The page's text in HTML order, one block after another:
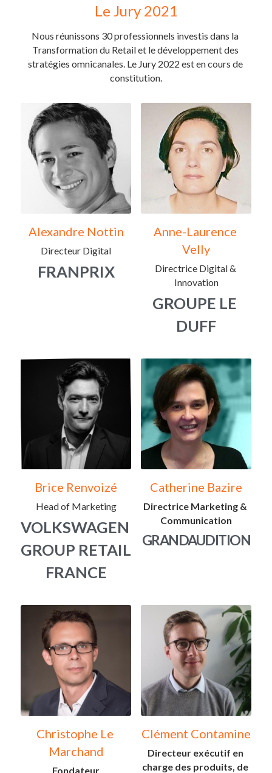
Le Jury 2021
Nous réunissons 30 professionnels investis dans la
Transformation du Retail et le développement des
stratégies omnicanales. Le Jury 2022 est en cours de
constitution.
Alexandre Nottin
Directeur Digital
FRANPRIX
Anne-Laurence
Velly
Directrice Digital &
Innovation
GROUPE LE
DUFF
Brice Renvoizé
Head of Marketing
VOLKSWAGEN
GROUP RETAIL
FRANCE
Catherine Bazire
Directrice Marketing &
Communication
GRANDAUDITION
Christophe Le
Marchand
Fondateur
Clément Contamine
Directeur exécutif en
charge des produits, de